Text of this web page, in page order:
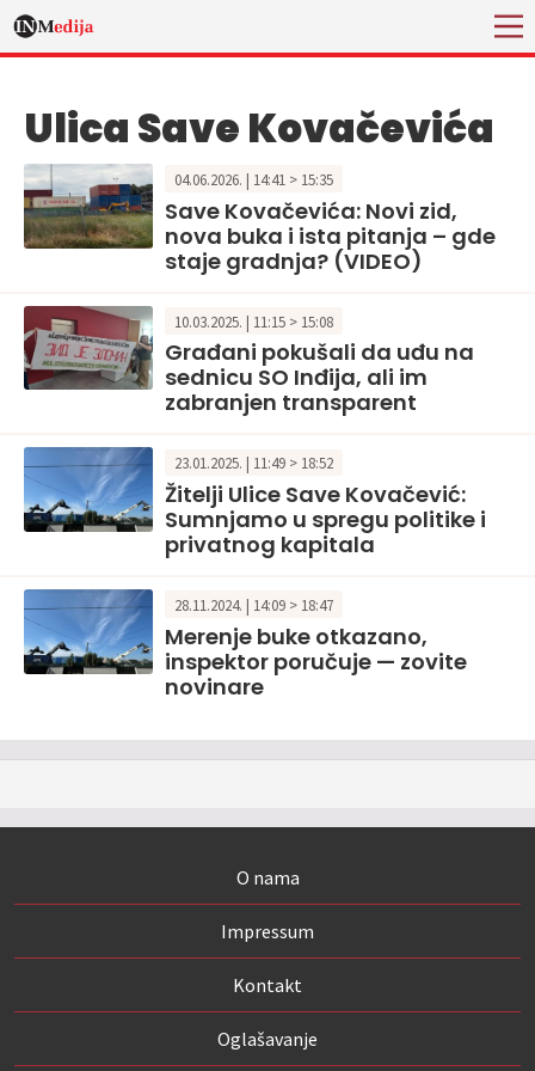
Ulica Save Kovačevića
04.06.2026. | 14:41 > 15:35
Save Kovačevića: Novi zid,
nova buka i ista pitanja – gde
staje gradnja? (VIDEO)
10.03.2025. | 11:15 > 15:08
Građani pokušali da uđu na
sednicu SO Inđija, ali im
zabranjen transparent
23.01.2025. | 11:49 > 18:52
Žitelji Ulice Save Kovačević:
Sumnjamo u spregu politike i
privatnog kapitala
28.11.2024. | 14:09 > 18:47
Merenje buke otkazano,
inspektor poručuje — zovite
novinare
O nama
Impressum
Kontakt
Oglašavanje